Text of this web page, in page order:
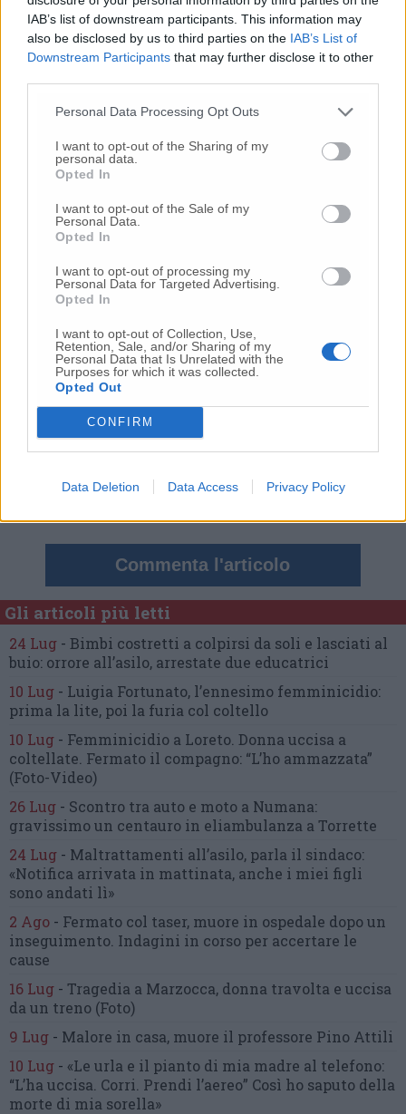
IAB’s list of downstream participants. This information may
also be disclosed by us to third parties on the IAB’s List of
Downstream Participants that may further disclose it to other
Personal Data Processing Opt Outs
I want to opt-out of the Sharing of my
personal data.
Opted In
I want to opt-out of the Sale of my
Personal Data.
Opted In
I want to opt-out of processing my
Personal Data for Targeted Advertising.
Opted In
I want to opt-out of Collection, Use,
Retention, Sale, and/or Sharing of my
Personal Data that Is Unrelated with the
Purposes for which it was collected.
Opted Out
CONFIRM
Data Deletion Data Access Privacy Policy
accompagnati sono stati destinati ad un
centro per Minori a Campobasso e 1, risultato
infraquattordicenne, è stato preso in carico
dal Comune di Ancona.
(Ultimo aggiornamento delle 19.36)
Commenti
Nessun commento presente
Commenta
Commenta l'articolo
Gli articoli più letti
24 Lug - Bimbi costretti a colpirsi da soli e lasciati al
buio: orrore all’asilo, arrestate due educatrici
10 Lug - Luigia Fortunato, l’ennesimo femminicidio:
prima la lite, poi la furia col coltello
10 Lug - Femminicidio a Loreto. Donna uccisa a
coltellate. Fermato il compagno: “L’ho ammazzata”
(Foto-Video)
26 Lug - Scontro tra auto e moto a Numana:
gravissimo un centauro in eliambulanza a Torrette
24 Lug - Maltrattamenti all’asilo, parla il sindaco:
«Notifica arrivata in mattinata, anche i miei figli
sono andati lì»
2 Ago - Fermato col taser, muore in ospedale dopo un
inseguimento. Indagini in corso per accertare le
cause
16 Lug - Tragedia a Marzocca, donna travolta e uccisa
da un treno (Foto)
9 Lug - Malore in casa, muore il professore Pino Attili
10 Lug - «Le urla e il pianto di mia madre al telefono:
“L’ha uccisa. Corri. Prendi l’aereo” Così ho saputo della
morte di mia sorella»